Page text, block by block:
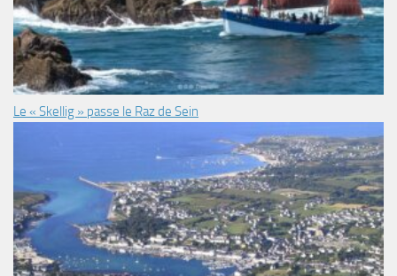
Le « Skellig » passe le Raz de Sein